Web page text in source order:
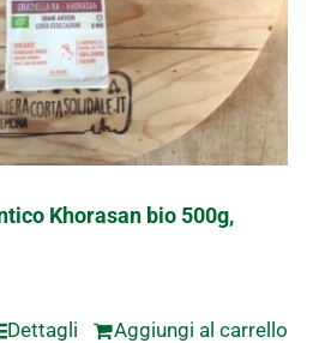
Khorasan bio 500g,
Aggiungi al carrello
Dettagli